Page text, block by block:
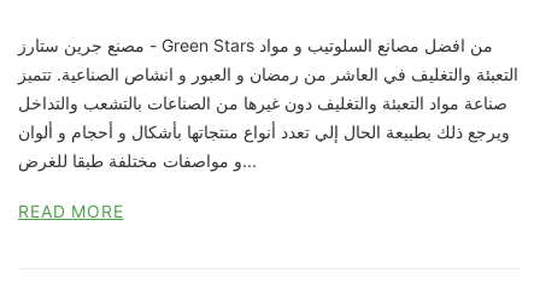
مصنع جرين ستارز - Green Stars من افضل مصانع السلوتيب و مواد
التعبئة والتغليف في العاشر من رمضان و العبور و انشاص الصناعية. تتميز
صناعة مواد التعبئة والتغليف دون غيرها من الصناعات بالتشعب والتداخل
ويرجع ذلك بطبيعة الحال إلي تعدد أنواع منتجاتها بأشكال و أحجام و ألوان
و مواصفات مختلفة طبقا للغرض...
READ MORE